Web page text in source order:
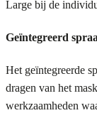
Large bij de
Geïntegreerd
Het geïntegreerde
dragen van het
werkzaamheden